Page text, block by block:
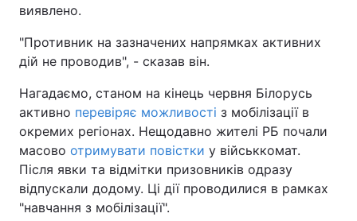
виявлено.
"Противник на зазначених напрямках активних
дій не проводив", - сказав він.
Нагадаємо, станом на кінець червня Білорусь
активно перевіряє можливості з мобілізації в
окремих регіонах. Нещодавно жителі РБ почали
масово отримувати повістки у військкомат.
Після явки та відмітки призовників одразу
відпускали додому. Ці дії проводилися в рамках
"навчання з мобілізації".